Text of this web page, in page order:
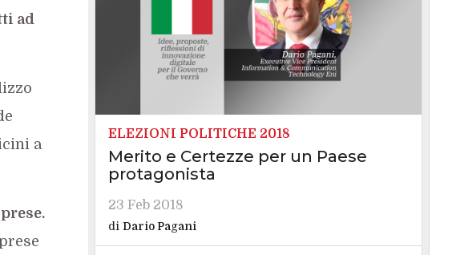
ad
a
ELEZIONI POLITICHE 2018
Merito e Certezze per un Paese
protagonista
23 Feb 2018
di Dario Pagani